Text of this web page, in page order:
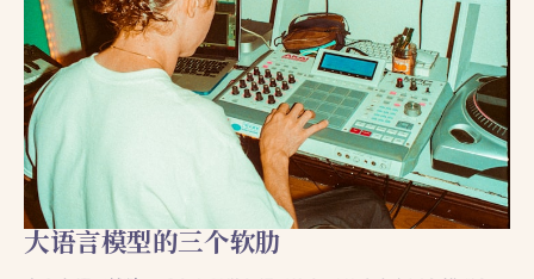
大语言模型的三个软肋